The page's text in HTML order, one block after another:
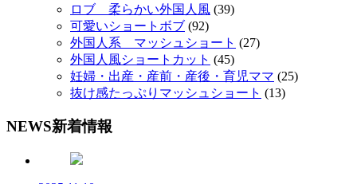
ロブ 柔らかい外国人風 (39)
可愛いショートボブ (92)
外国人系 マッシュショート (27)
外国人風ショートカット (45)
妊婦・出産・産前・産後・育児ママ (25)
抜け感たっぷりマッシュショート (13)
NEWS新着情報